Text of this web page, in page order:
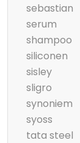
sebastian
serum
shampoo
siliconen
sisley
sligro
synoniem
syoss
tata steel